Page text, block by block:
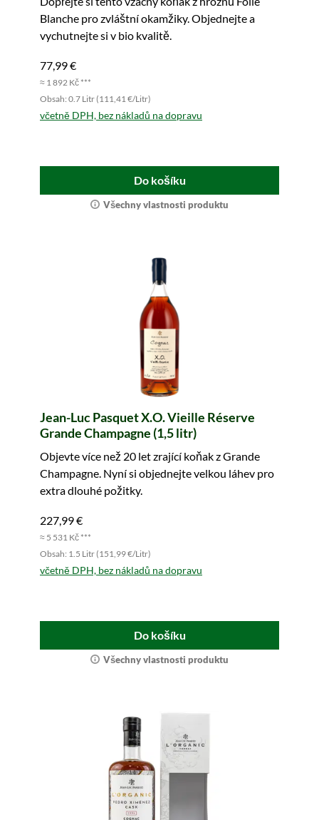
Blanche pro zvláštní okamžiky. Objednejte a
vychutnejte si v bio kvalitě.
77,99 €
≈ 1 892 Kč ***
Obsah: 0.7 Litr (111,41 €/Litr)
včetně DPH, bez nákladů na dopravu
Do košíku
Všechny vlastnosti produktu
Jean-Luc Pasquet X.O. Vieille Réserve
Grande Champagne (1,5 litr)
Objevte více než 20 let zrající koňak z Grande
Champagne. Nyní si objednejte velkou láhev pro
extra dlouhé požitky.
227,99 €
≈ 5 531 Kč ***
Obsah: 1.5 Litr (151,99 €/Litr)
včetně DPH, bez nákladů na dopravu
Do košíku
Všechny vlastnosti produktu